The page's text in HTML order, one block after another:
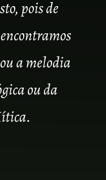
pois de
a melodia
ou da